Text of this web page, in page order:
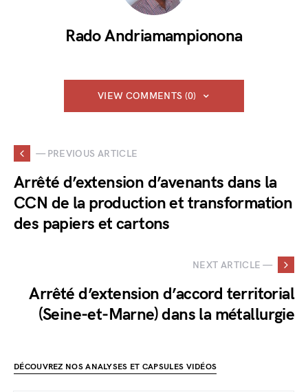
Rado Andriamampionona
VIEW COMMENTS (0)
— PREVIOUS ARTICLE
Arrêté d’extension d’avenants dans la
CCN de la production et transformation
des papiers et cartons
NEXT ARTICLE —
Arrêté d’extension d’accord territorial
(Seine-et-Marne) dans la métallurgie
DÉCOUVREZ NOS ANALYSES ET CAPSULES VIDÉOS